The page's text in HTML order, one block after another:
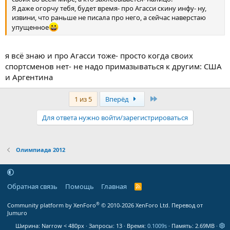
напоминающую лучшие встречи турниров «Большого
шлема». Провожали зрители друзей-соперников стоя бурными
аплодисментами. До новой встречи, Давид!:kiss:kiss:kiss
Напоследок, еще одна тема к размышлению (как бы, до капель
дело не дошло у некоторых)
Речь идет оАндре Агасс
соотечественнике
Я даже огорчу тебя, будет время- про Агасси скину инфу- ну,
извини, что раньше не писала про него, а сейчас наверстаю
упущенное
я всё знаю и про Агасси тоже- просто когда своих
спортсменов нет- не надо примазываться к другим: США
и Аргентина
1 из 5 Вперёд
Для ответа нужно войти/зарегистрироваться
Олимпиада 2012
Обратная связь Помощь Главная
R
Community platform by XenForo® © 2010-2026 XenForo Ltd. Перевод от
Jumuro
Ширина
Запросы 13 Время 0.1009s Память 2.69MB